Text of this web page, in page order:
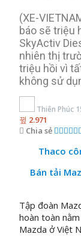
(XE-
báo sẽ triệu
SkyActiv
nhiên thị
triệu hồi vì
không sử
Thiên Phúc
2.971
Chia sẻ
Thaco
Bán tải
Tập đoàn
hoàn toàn
Mazda ở Việt